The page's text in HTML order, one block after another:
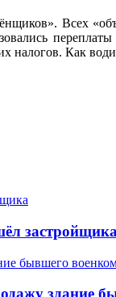
Всех
Как
застройщика